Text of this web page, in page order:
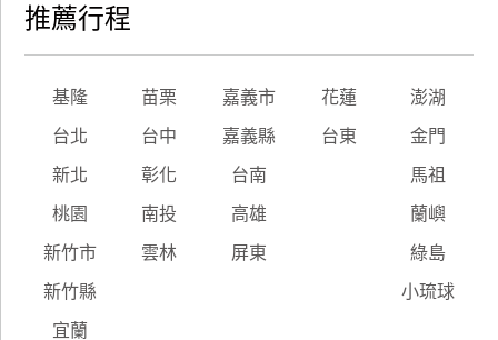
推薦行程
基隆 苗栗 嘉義市 花蓮 澎湖
台北 台中 嘉義縣 台東 金門
新北 彰化 台南 馬祖
桃園 南投 高雄 蘭嶼
新竹市 雲林 屏東 綠島
新竹縣 小琉球
宜蘭